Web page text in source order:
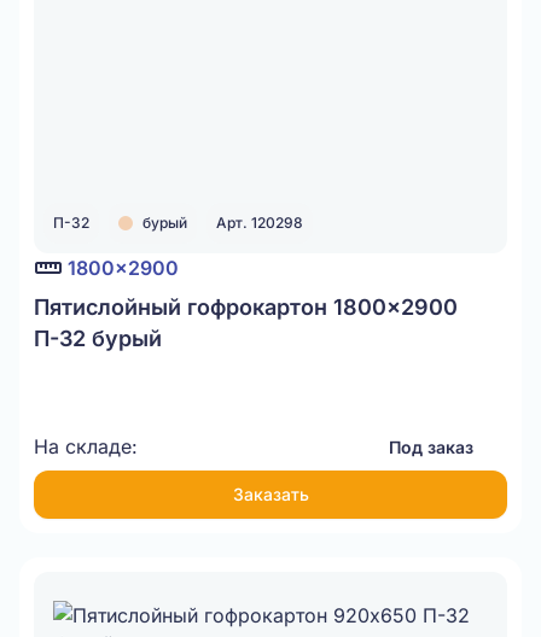
П-32 бурый Арт. 120298
1800x2900
Пятислойный гофрокартон 1800x2900
П-32 бурый
На складе: Под заказ
Заказать